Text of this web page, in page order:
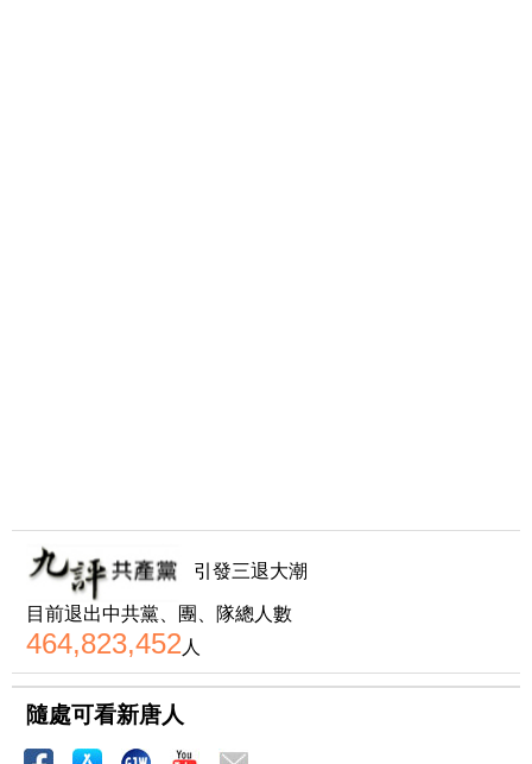
引發三退大潮
目前退出中共黨、團、隊總人數
464,823,452 人
隨處可看新唐人